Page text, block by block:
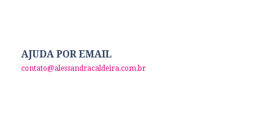
AJUDA POR EMAIL
contato@alessandracaldeira.com.br